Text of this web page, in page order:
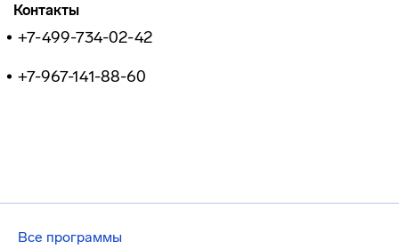
Все программы
Контакты
+7-499-734-02-42
+7-967-141-88-60